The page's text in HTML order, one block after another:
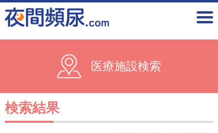
医療施設検索
検索結果